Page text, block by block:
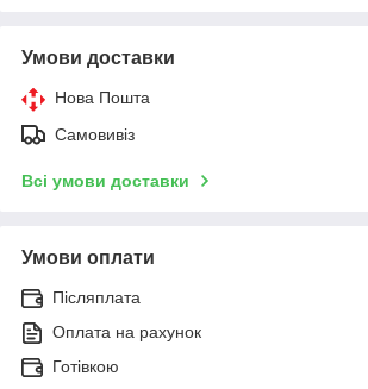
Умови доставки
Нова Пошта
Самовивіз
Всі умови доставки
Умови оплати
Післяплата
Оплата на рахунок
Готівкою